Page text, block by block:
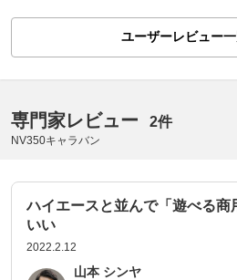
ユーザーレビュー
専門家レビュー 2件
NV350キャラバン
ハイエースと並んで「遊べる商
いい
2022.2.12
山本 シンヤ